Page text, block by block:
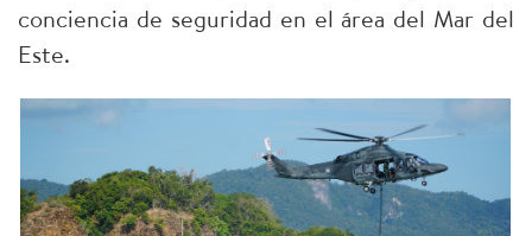
conciencia de seguridad en el área del Mar del
Este.